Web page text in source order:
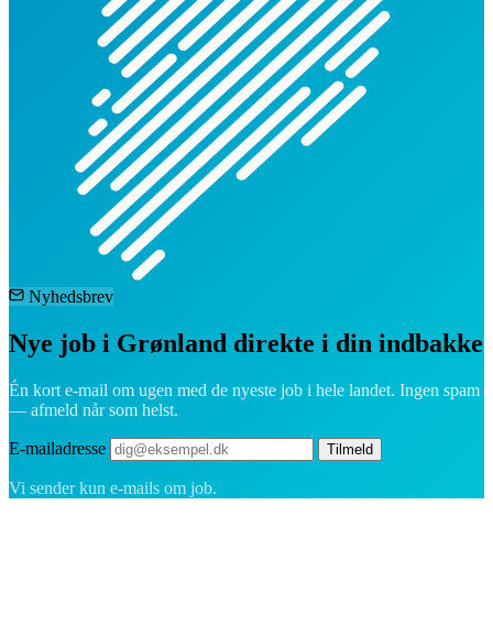
Nyhedsbrev
Nye job i Grønland direkte i din indbakke
Én kort e-mail om ugen med de nyeste job i hele landet. Ingen spam
— afmeld når som helst.
E-mailadresse Tilmeld
Vi sender kun e-mails om job.